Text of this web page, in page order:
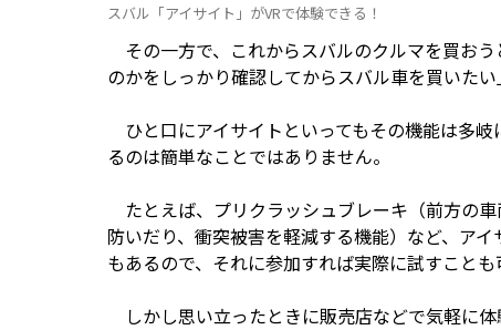
スバル「アイサイト」がVRで体験できる！
その一方で、これからスバルのクルマを買お
のかをしっかり確認してからスバル車を買いたい
ひと口にアイサイトといってもその機能は多
るのは簡単なことではありません。
たとえば、プリクラッシュブレーキ（前方の
防いだり、衝突被害を軽減する機能）など、ア
もあるので、それに参加すれば実際に試すことも
しかし思い立ったときに販売店などで気軽に体